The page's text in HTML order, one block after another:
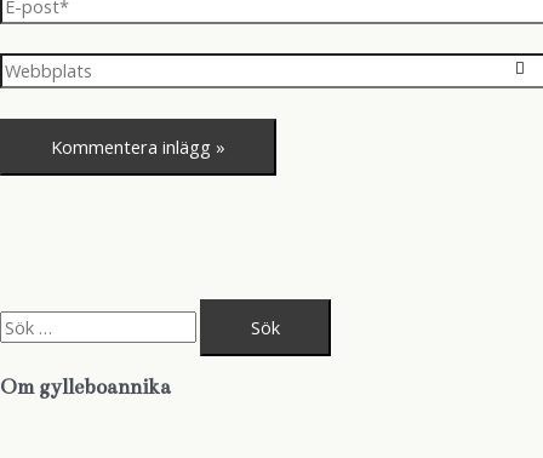
post*
Webbplats
S
ö
k
fOm gylleboannika